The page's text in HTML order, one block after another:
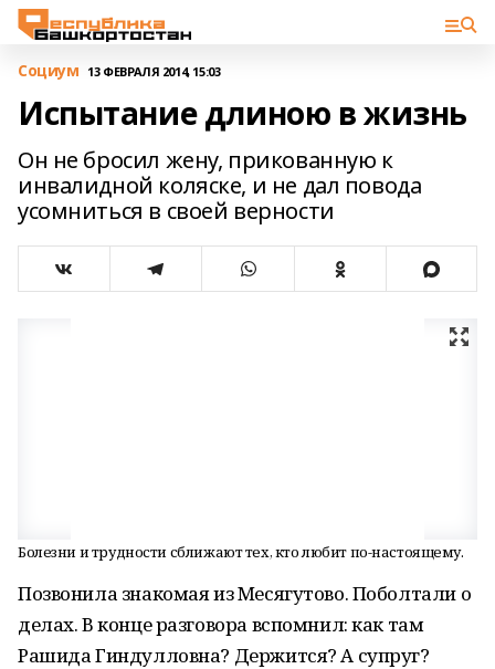
Cоциум 13 ФЕВРАЛЯ 2014, 15:03
Испытание длиною в жизнь
Он не бросил жену, прикованную к
инвалидной коляске, и не дал повода
усомниться в своей верности
Болезни и трудности сближают тех, кто любит по-настоящему.
Позвонила знакомая из Месягутово. Поболтали о
делах. В конце разговора вспомнил: как там
Рашида Гиндулловна? Держится? А супруг?